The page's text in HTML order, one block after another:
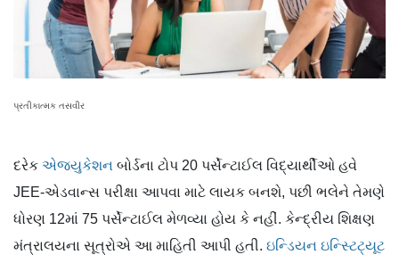
પ્રતીકાત્મક તસવીર
દરેક એજ્યુકેશન બોર્ડના ટોપ 20 પર્સેન્ટાઈલ વિદ્યાર્થીઓ હવે
JEE-એડવાન્સ પરીક્ષા આપવા માટે લાયક બનશે, પછી ભલેને તેમણે
ધોરણ 12માં 75 પર્સેન્ટાઈલ મેળવ્યા હોય કે નહીં. કેન્દ્રીય શિક્ષણ
મંત્રાલયના સૂત્રોએ આ માહિતી આપી હતી. ઇન્ડિયન ઇન્સ્ટિટ્યૂટ